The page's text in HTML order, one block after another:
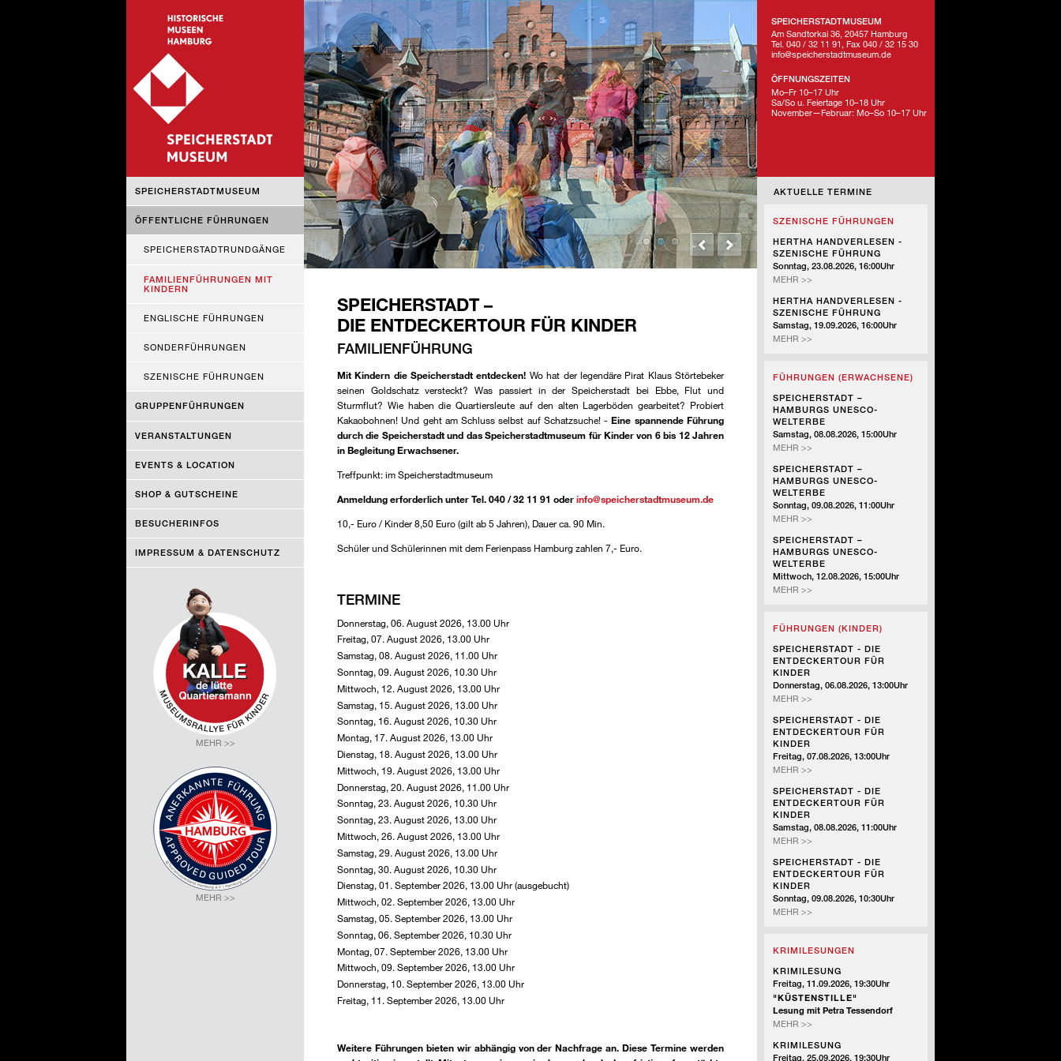
NAVIGATION
SPEICHERSTADTMUSEUM
ÖFFENTLICHE FÜHRUNGEN
SPEICHERSTADTRUNDGÄNGE
FAMILIENFÜHRUNGEN MIT
KINDERN
ENGLISCHE FÜHRUNGEN
SONDERFÜHRUNGEN
SZENISCHE FÜHRUNGEN
GRUPPENFÜHRUNGEN
VERANSTALTUNGEN
EVENTS & LOCATION
SHOP & GUTSCHEINE
BESUCHERINFOS
IMPRESSUM & DATENSCHUTZ
MEHR >>
MEHR >>
SPEICHERSTADT –
DIE ENTDECKERTOUR FÜR KINDER
FAMILIENFÜHRUNG
Mit Kindern die Speicherstadt entdecken! Wo hat der legendäre Pirat Klaus Störtebeker
seinen Goldschatz versteckt? Was passiert in der Speicherstadt bei Ebbe, Flut und
Sturmflut? Wie haben die Quartiersleute auf den alten Lagerböden gearbeitet? Probiert
Kakaobohnen! Und geht am Schluss selbst auf Schatzsuche! -Eine spannende Führung
durch die Speicherstadt und das Speicherstadtmuseum für Kinder von 6 bis 12 Jahren
in Begleitung Erwachsener.
Treffpunkt: im Speicherstadtmuseum
Anmeldung erforderlichunter Tel. 040 / 32 11 91 oderinfo@speicherstadtmuseum.de
10,- Euro / Kinder 8,50 Euro (gilt ab 5 Jahren), Dauer ca. 90 Min.
Schüler und Schülerinnen mit dem Ferienpass Hamburg zahlen 7,- Euro.
TERMINE
Donnerstag, 06. August 2026, 13.00 Uhr
Freitag, 07. August 2026, 13.00 Uhr
Samstag, 08. August 2026, 11.00 Uhr
Sonntag, 09. August 2026, 10.30 Uhr
Mittwoch, 12. August 2026, 13.00 Uhr
Samstag, 15. August 2026, 13.00 Uhr
Sonntag, 16. August 2026, 10.30 Uhr
Montag, 17. August 2026, 13.00 Uhr
Dienstag, 18. August 2026, 13.00 Uhr
Mittwoch, 19. August 2026, 13.00 Uhr
Donnerstag, 20. August 2026, 11.00 Uhr
Sonntag, 23. August 2026, 10.30 Uhr
Sonntag, 23. August 2026, 13.00 Uhr
Mittwoch, 26. August 2026, 13.00 Uhr
Samstag, 29. August 2026, 13.00 Uhr
Sonntag, 30. August 2026, 10.30 Uhr
Dienstag, 01. September 2026, 13.00 Uhr (ausgebucht)
Mittwoch, 02. September 2026, 13.00 Uhr
Samstag, 05. September 2026, 13.00 Uhr
Sonntag, 06. September 2026, 10.30 Uhr
Montag, 07. September 2026, 13.00 Uhr
Mittwoch, 09. September 2026, 13.00 Uhr
Donnerstag, 10. September 2026, 13.00 Uhr
Freitag, 11. September 2026, 13.00 Uhr
Weitere Führungen bieten wir abhängig von der Nachfrage an. Diese Termine werden
SPEICHERSTADTMUSEUM
Am Sandtorkai 36, 20457 Hamburg
Tel. 040 / 32 11 91, Fax 040 / 32 15 30
info@speicherstadtmuseum.de
ÖFFNUNGSZEITEN
Mo–Fr 10–17 Uhr
Sa/So u. Feiertage 10–18 Uhr
November—Februar: Mo–So 10–17 Uhr
AKTUELLE TERMINE
SZENISCHE FÜHRUNGEN
HERTHA HANDVERLESEN -
SZENISCHE FÜHRUNG
Sonntag, 23.08.2026, 16:00Uhr
MEHR >>HERTHA
-
SZENISCHE
FÜHRUNG
HERTHA HANDVERLESEN -
SZENISCHE FÜHRUNG
Samstag, 19.09.2026, 16:00Uhr
MEHR >>HERTHA
SZENISCHE
FÜHRUNGEN (ERWACHSENE)
SPEICHERSTADT –
HAMBURGS UNESCO-
WELTERBE
Samstag, 08.08.2026, 15:00Uhr
MEHR >>SPEICHERSTADT
HAMBURGS
UNESCO-
WELTERBE
SPEICHERSTADT –
HAMBURGS UNESCO-
WELTERBE
Sonntag, 09.08.2026, 11:00Uhr
MEHR >>SPEICHERSTADT
HAMBURGS
UNESCO-
WELTERBE
SPEICHERSTADT –
HAMBURGS UNESCO-
WELTERBE
Mittwoch, 12.08.2026, 15:00Uhr
MEHR >>SPEICHERSTADT
UNESCO-
FÜHRUNGEN (KINDER)
SPEICHERSTADT - DIE
ENTDECKERTOUR FÜR
KINDER
Donnerstag, 06.08.2026, 13:00Uhr
MEHR >>SPEICHERSTADT
DIE
ENTDECKERTOUR
FÜR
SPEICHERSTADT - DIE
ENTDECKERTOUR FÜR
KINDER
Freitag, 07.08.2026, 13:00Uhr
MEHR >>SPEICHERSTADT
DIE
ENTDECKERTOUR
FÜR
SPEICHERSTADT - DIE
ENTDECKERTOUR FÜR
KINDER
Samstag, 08.08.2026, 11:00Uhr
MEHR >>SPEICHERSTADT
DIE
ENTDECKERTOUR
FÜR
SPEICHERSTADT - DIE
ENTDECKERTOUR FÜR
KINDER
Sonntag, 09.08.2026, 10:30Uhr
MEHR >>SPEICHERSTADT
ENTDECKERTOUR
KINDER
KRIMILESUNGEN
KRIMILESUNG
Freitag, 11.09.2026, 19:30Uhr
"KÜSTENSTILLE"
Lesung mit Petra Tessendorf
MEHR >>KRIMILESUNG
KRIMILESUNG
Freitag, 25.09.2026, 19:30Uhr